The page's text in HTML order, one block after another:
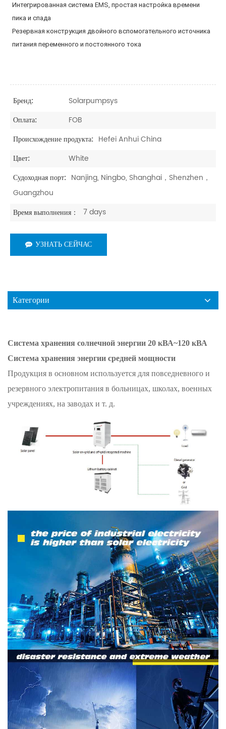
Интегрированная система EMS, простая настройка времени
пика и спада
Резервная конструкция двойного вспомогательного источника
питания переменного и постоянного тока
Бренд:
Solarpumpsys
Оплата:
FOB
Происхождение продукта: Hefei Anhui China
Цвет:
White
Судоходная порт: Nanjing, Ningbo, Shanghai，Shenzhen，
Guangzhou
Время выполнения：
7 days
УЗНАТЬ СЕЙЧАС
Категории
Система хранения солнечной энергии 20 кВА~120 кВА
Система хранения энергии средней мощности
Продукция в основном используется для повседневного и
резервного электропитания в больницах, школах, военных
учреждениях, на заводах и т. д.